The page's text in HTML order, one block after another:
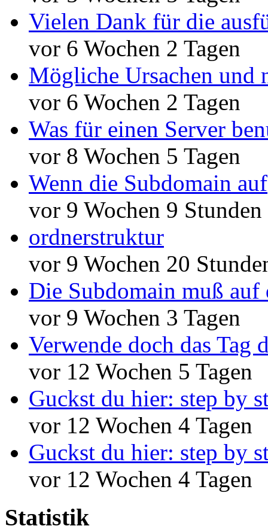
Vielen Dank für die
vor 6 Wochen 2 Tagen
Mögliche Ursachen und
vor 6 Wochen 2 Tagen
Was für einen Server
vor 8 Wochen 5 Tagen
Wenn die Subdomain auf
vor 9 Wochen 9 Stunden
ordnerstruktur
vor 9 Wochen 20
Die Subdomain muß auf
vor 9 Wochen 3 Tagen
Verwende doch das Tag
vor 12 Wochen 5 Tagen
Guckst du hier: step by
vor 12 Wochen 4 Tagen
Guckst du hier: step by
vor 12 Wochen 4 Tagen
Statistik